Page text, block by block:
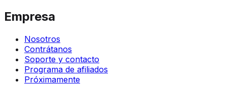
Empresa
Nosotros
Contrátanos
Soporte y contacto
Programa de afiliados
Próximamente